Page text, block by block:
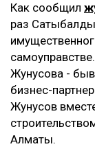
Как сообщил
раз
Жунусова -
бизнес-
Жунусов
Алматы.